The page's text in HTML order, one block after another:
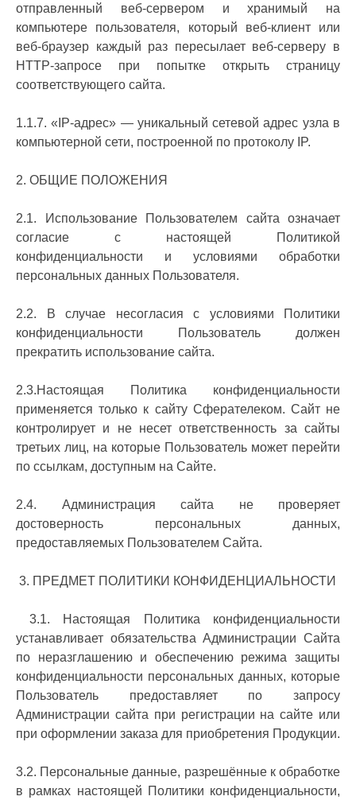
отправленный веб-сервером и хранимый на
компьютере пользователя, который веб-клиент или
веб-браузер каждый раз пересылает веб-серверу в
HTTP-запросе при попытке открыть страницу
соответствующего сайта.
1.1.7. «IP-адрес» — уникальный сетевой адрес узла в
компьютерной сети, построенной по протоколу IP.
2. ОБЩИЕ ПОЛОЖЕНИЯ
2.1. Использование Пользователем сайта означает
согласие с настоящей Политикой
конфиденциальности и условиями обработки
персональных данных Пользователя.
2.2. В случае несогласия с условиями Политики
конфиденциальности Пользователь должен
прекратить использование сайта.
2.3.Настоящая Политика конфиденциальности
применяется только к сайту Сферателеком. Сайт не
контролирует и не несет ответственность за сайты
третьих лиц, на которые Пользователь может перейти
по ссылкам, доступным на Сайте.
2.4. Администрация сайта не проверяет
достоверность персональных данных,
предоставляемых Пользователем Сайта.
3. ПРЕДМЕТ ПОЛИТИКИ КОНФИДЕНЦИАЛЬНОСТИ
3.1. Настоящая Политика конфиденциальности
устанавливает обязательства Администрации Сайта
по неразглашению и обеспечению режима защиты
конфиденциальности персональных данных, которые
Пользователь предоставляет по запросу
Администрации сайта при регистрации на сайте или
при оформлении заказа для приобретения Продукции.
3.2. Персональные данные, разрешённые к обработке
в рамках настоящей Политики конфиденциальности,